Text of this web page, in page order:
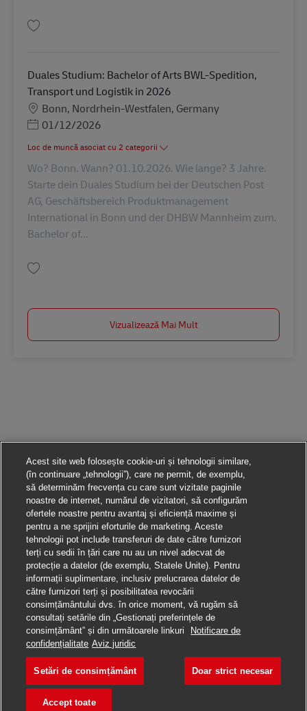
Aplică pentru această poziție
Salvare loc de muncă
Duales Studium: Bachelor of Arts BWL-Spedition,
Transport und Logistik in 2026
Locație
Bonn, Nordrhein-Westfalen, Germany
Posted Date
01/12/2026
Loc de muncă asociat cu 2 categorii
Wo? Bonn. Wann? 01.10.2026. Wie lange? 3 Jahre.
Starte dein Duales Studium bei der Deutschen Post
AG, Geschäftsbereich Produktmanagement
International in Bonn und der DHBW Mannheim zum.
Bachelor of...
Vizualizează Mai Mult
Acest site web folosește cookie-uri și tehnologii similare,
(în continuare „tehnologii”), care ne permit, de exemplu,
să determinăm frecvența cu care sunt vizitate paginile
noastre de internet, numărul de vizitatori, să configurăm
ofertele noastre pentru avantaj și eficiență maxime și
pentru a ne sprijini eforturile de marketing. Aceste
tehnologii pot include transferuri de date către furnizori
terți cu sedii în țări care nu au un nivel adecvat de
protecție a datelor (de exemplu, Statele Unite). Pentru
informații suplimentare, inclusiv prelucrarea datelor de
către furnizori terți și posibilitatea revocării
consimțământului dvs. în orice moment, vă rugăm să
consultați setările din „Gestionați preferințele de
consimțământ” și din următoarele linkuri
Notificare de
confidențialitate Aviz juridic
Setări de consimțământ Doar strict necesar
Accept toate